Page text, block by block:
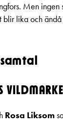
Men ingen
lika och
Rosa Liksom